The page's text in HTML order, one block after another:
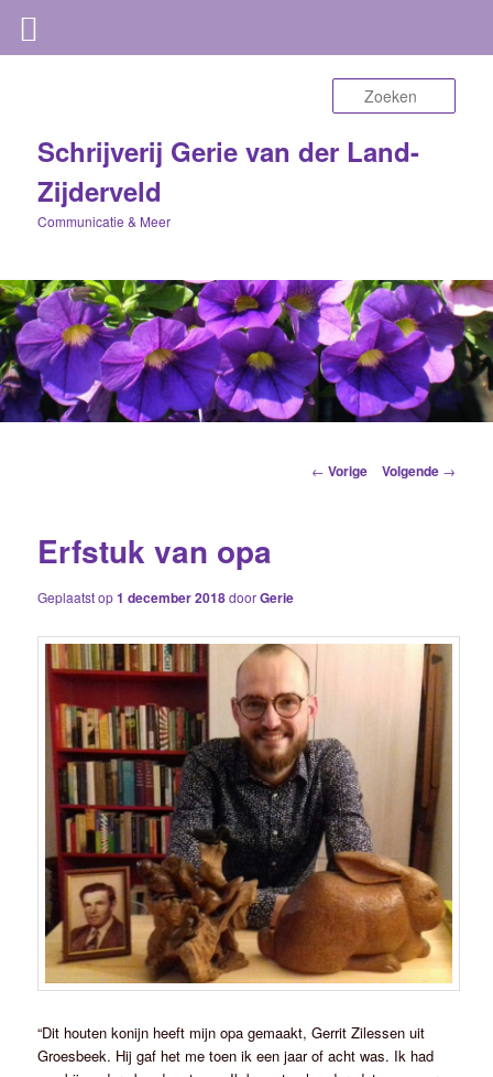
Schrijverij Gerie van der Land-
Zijderveld
Communicatie & Meer
Berichtnavigatie
← Vorige Volgende →
Erfstuk van opa
Geplaatst op1 december 2018doorGerie
“Dit houten konijn heeft mijn opa gemaakt, Gerrit Zilessen uit
Groesbeek. Hij gaf het me toen ik een jaar of acht was. Ik had